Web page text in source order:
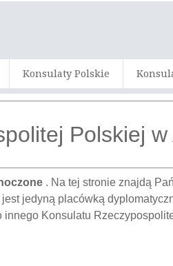
Konsulaty Polskie
Polskiej
. Na tej stronie znajdą
jedyną placówką
Konsulatu